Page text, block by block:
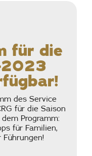
für die
des Service
für die Saison
Programm:
für Familien,